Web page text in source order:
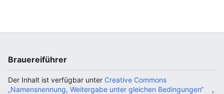
Brauereiführer
Der Inhalt ist verfügbar unter Creative Commons
„Namensnennung, Weitergabe unter gleichen Bedingungen“
,